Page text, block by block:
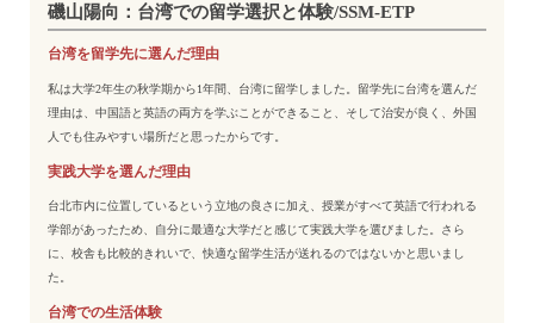
磯山陽向：台湾での留学選択と体験/SSM-ETP
台湾を留学先に選んだ理由
私は大学2年生の秋学期から1年間、台湾に留学しました。留学先に台湾を選んだ
理由は、中国語と英語の両方を学ぶことができること、そして治安が良く、外国
人でも住みやすい場所だと思ったからです。
実践大学を選んだ理由
台北市内に位置しているという立地の良さに加え、授業がすべて英語で行われる
学部があったため、自分に最適な大学だと感じて実践大学を選びました。さら
に、校舎も比較的きれいで、快適な留学生活が送れるのではないかと思いまし
た。
台湾での生活体験